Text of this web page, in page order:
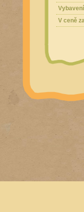
V ceně